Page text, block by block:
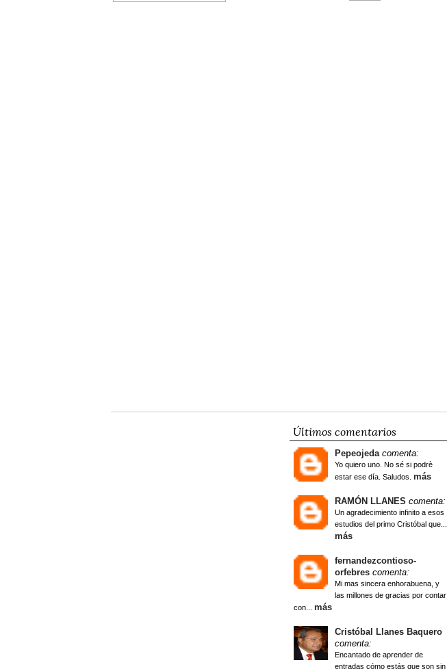
Últimos comentarios
Pepeojeda comenta:
Yo quiero uno. No sé si podrè
estar ese día. Saludos. más
RAMÓN LLANES comenta:
Un agradecimiento infinito a esos
estudios del primo Cristóbal que...
más
fernandezcontioso-
orfebres comenta:
Mi mas sincera enhorabuena, y
las millones de gracias por contar
con... más
Cristóbal Llanes Baquero
comenta:
Encantado de aprender de
entradas cómo estás que son sin